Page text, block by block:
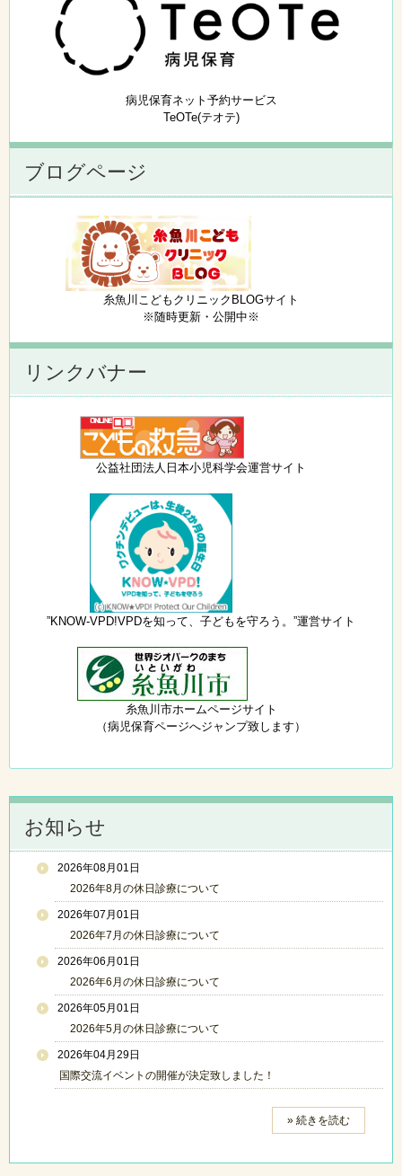
病児保育ネット予約サービス
TeOTe(テオテ)
ブログページ
糸魚川こどもクリニックBLOGサイト
※随時更新・公開中※
リンクバナー
公益社団法人日本小児科学会運営サイト
”KNOW-VPD!VPDを知って、子どもを守ろう。”運営サイト
糸魚川市ホームページサイト
（病児保育ページへジャンプ致します）
お知らせ
2026年08月01日
2026年8月の休日診療について
2026年07月01日
2026年7月の休日診療について
2026年06月01日
2026年6月の休日診療について
2026年05月01日
2026年5月の休日診療について
2026年04月29日
国際交流イベントの開催が決定致しました！
» 続きを読む